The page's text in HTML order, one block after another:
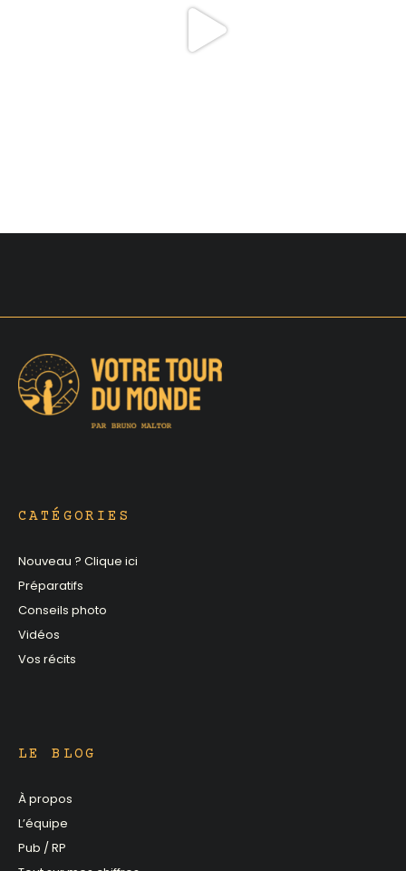
CATÉGORIES
Nouveau ? Clique ici
Préparatifs
Conseils photo
Vidéos
Vos récits
LE BLOG
À propos
L’équipe
Pub / RP